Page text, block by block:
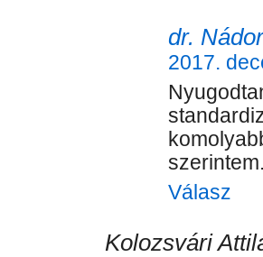
dr.
2017.
Válasz
Kolozsvári